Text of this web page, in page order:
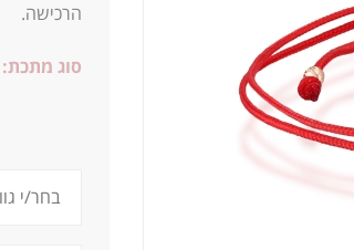
הרכישה.
סוג מתכת: